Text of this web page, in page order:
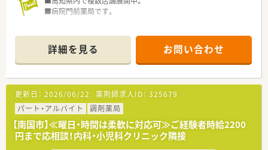
優しい会社です。
■「くるみんマーク」を取得しています。
ます。
■病院門前薬局です。
詳細を見る お問い合わせ
更新日： 2026/06/22 薬剤師求人ID： 325679
パート・アルバイト
調剤薬局
【南国市】≪曜日・時間は柔軟に対応可≫ご経験者時給2200
円まで応相談！内科・小児科クリニック隣接